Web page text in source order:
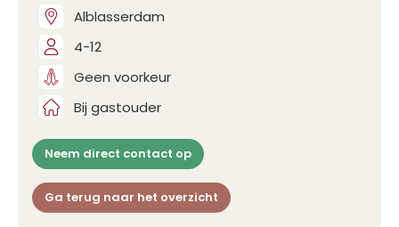
Alblasserdam
4-12
Geen voorkeur
Bij gastouder
Neem direct contact op
Ga terug naar het overzicht